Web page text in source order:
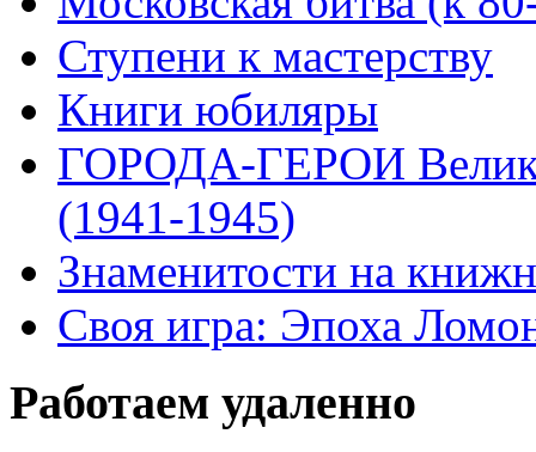
Ступени к мастерству
Книги юбиляры
ГОРОДА-ГЕРОИ
(1941-1945)
Знаменитости на
Своя игра: Эпоха
Работаем удаленно